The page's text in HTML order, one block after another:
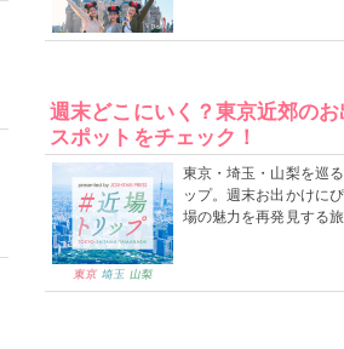
週末どこにいく？東京近郊の
スポットをチェック！
東京・埼玉・山梨を巡
ップ。週末お出かけに
場の魅力を再発見する旅